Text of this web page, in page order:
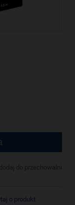
dodaj do przechowalni
o produkt